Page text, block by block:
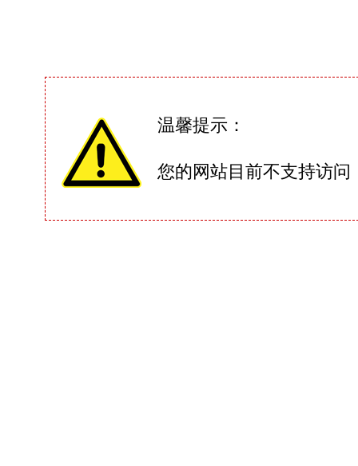
温馨提示：
您的网站目前不支持访